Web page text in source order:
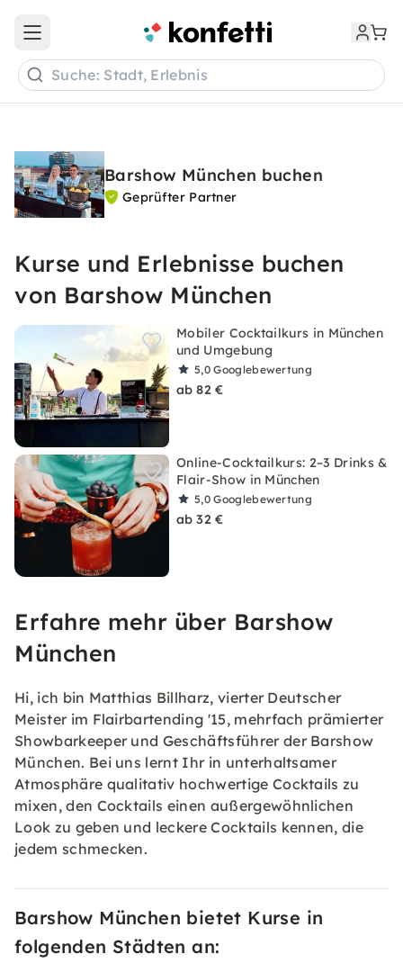
Open main menu
Suche: Stadt, Erlebnis
Barshow München buchen
Geprüfter Partner
Kurse und Erlebnisse buchen
von Barshow München
Mobiler Cocktailkurs in München
und Umgebung
5,0Googlebewertung
ab 82 €
Online-Cocktailkurs: 2–3 Drinks &
Flair-Show in München
5,0Googlebewertung
ab 32 €
Erfahre mehr über Barshow
München
Hi, ich bin Matthias Billharz, vierter Deutscher
Meister im Flairbartending '15, mehrfach prämierter
Showbarkeeper und Geschäftsführer der Barshow
München. Bei uns lernt Ihr in unterhaltsamer
Atmosphäre qualitativ hochwertige Cocktails zu
mixen, den Cocktails einen außergewöhnlichen
Look zu geben und leckere Cocktails kennen, die
jedem schmecken.
Barshow München bietet Kurse in
folgenden Städten an: